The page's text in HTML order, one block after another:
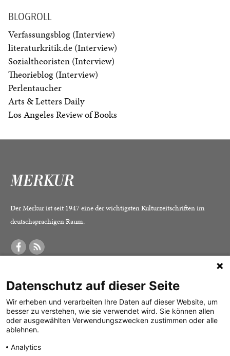
BLOGROLL
Verfassungsblog (Interview)
literaturkritik.de (Interview)
Sozialtheoristen (Interview)
Theorieblog (Interview)
Perlentaucher
Arts & Letters Daily
Los Angeles Review of Books
Der Merkur ist seit 1947 eine der wichtigsten Kulturzeitschriften im
deutschsprachigen Raum.
Was ist der Merkur?
Herausgeber /
Redaktion
Verlag
Alle Abos im Überblick
Print-Abo
Digital-Abo
Impressum
Datenschutz
Mediadaten
Datenschutz auf dieser Seite
Wir erheben und verarbeiten Ihre Daten auf dieser Website, um
besser zu verstehen, wie sie verwendet wird. Sie können allen
oder ausgewählten Verwendungszwecken zustimmen oder alle
ablehnen.
Analytics